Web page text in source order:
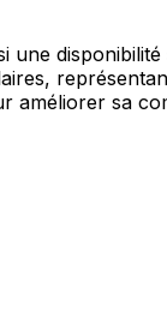
disponibilité
améliorer sa